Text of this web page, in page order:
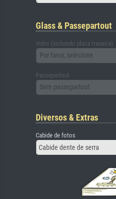
Glass & Passepartout
Vidro (incluindo placa traseira)
Por favor, selecione
Passepartout
Sem passepartout
Diversos & Extras
Cabide de fotos
Cabide dente de serra